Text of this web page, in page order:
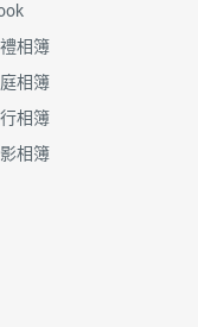
相簿
相簿
相簿
相簿